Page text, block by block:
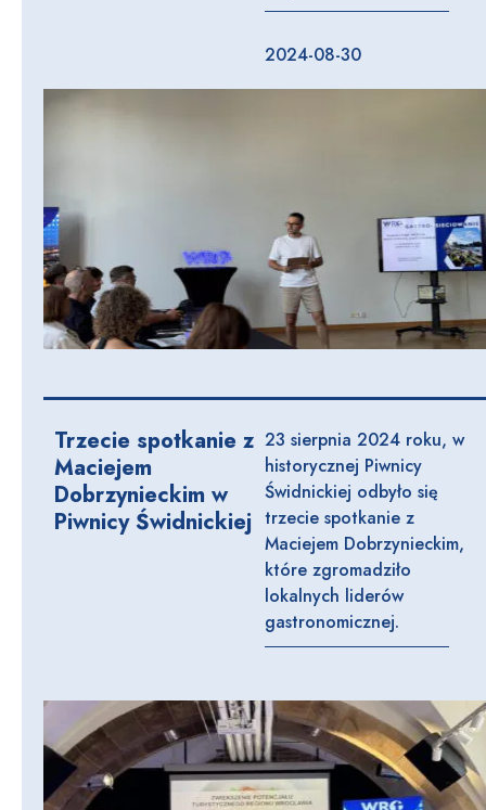
2024-08-30
Trzecie spotkanie z
Maciejem
Dobrzynieckim w
Piwnicy Świdnickiej
23 sierpnia 2024 roku, w
historycznej Piwnicy
Świdnickiej odbyło się
trzecie spotkanie z
Maciejem Dobrzynieckim,
które zgromadziło
lokalnych liderów
gastronomicznej.